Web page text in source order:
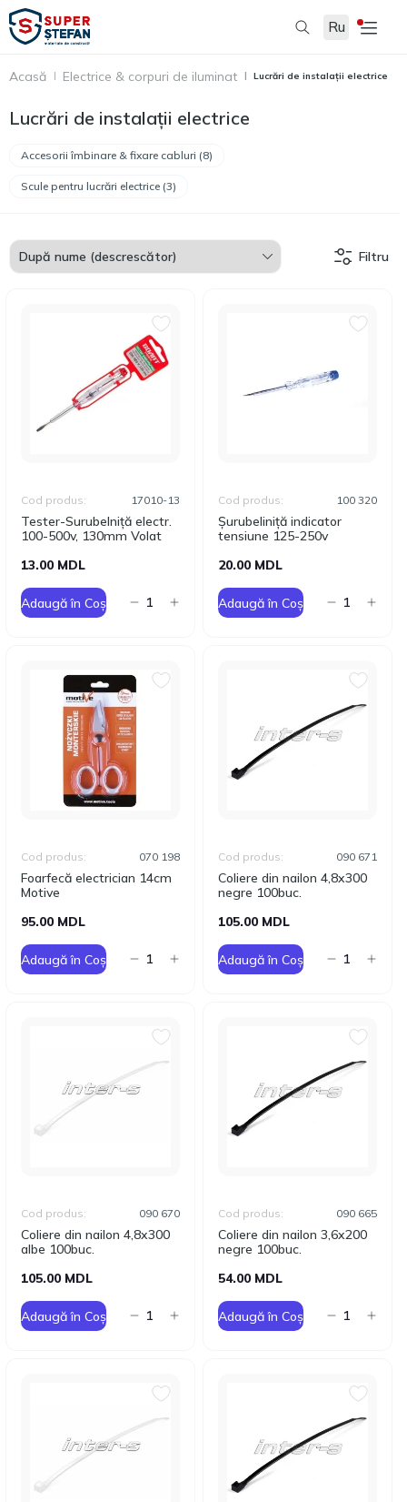
Ru
Acasă Electrice & corpuri de iluminat Lucrări de instalații electrice
Lucrări de instalații electrice
Accesorii îmbinare & fixare cabluri (8)
Scule pentru lucrări electrice (3)
Filtru
Tester-Surubelniță electr.
100-500v, 130mm Volat
Cod produs: 17010-13
13.00 MDL
Adaugă în Coș
Șurubeliniță indicator
tensiune 125-250v
Cod produs: 100 320
20.00 MDL
Adaugă în Coș
Foarfecă electrician 14cm
Motive
Cod produs: 070 198
95.00 MDL
Adaugă în Coș
Coliere din nailon 4,8x300
negre 100buc.
Cod produs: 090 671
105.00 MDL
Adaugă în Coș
Coliere din nailon 4,8x300
albe 100buc.
Cod produs: 090 670
105.00 MDL
Adaugă în Coș
Coliere din nailon 3,6x200
negre 100buc.
Cod produs: 090 665
54.00 MDL
Adaugă în Coș